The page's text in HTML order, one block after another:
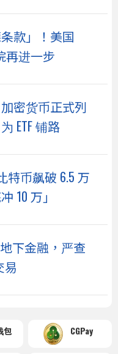
款」！美国
再进一步
密货币正式列
ETF 铺路
特币飙破 6.5 万
10 万」
下金融，严查
易
包 CGPay